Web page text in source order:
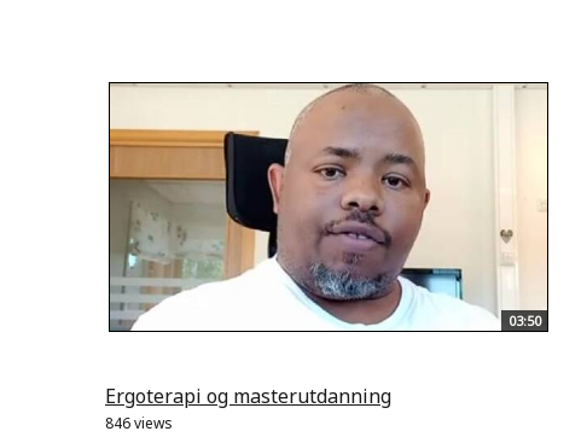
03:50
Ergoterapi og masterutdanning
846 views